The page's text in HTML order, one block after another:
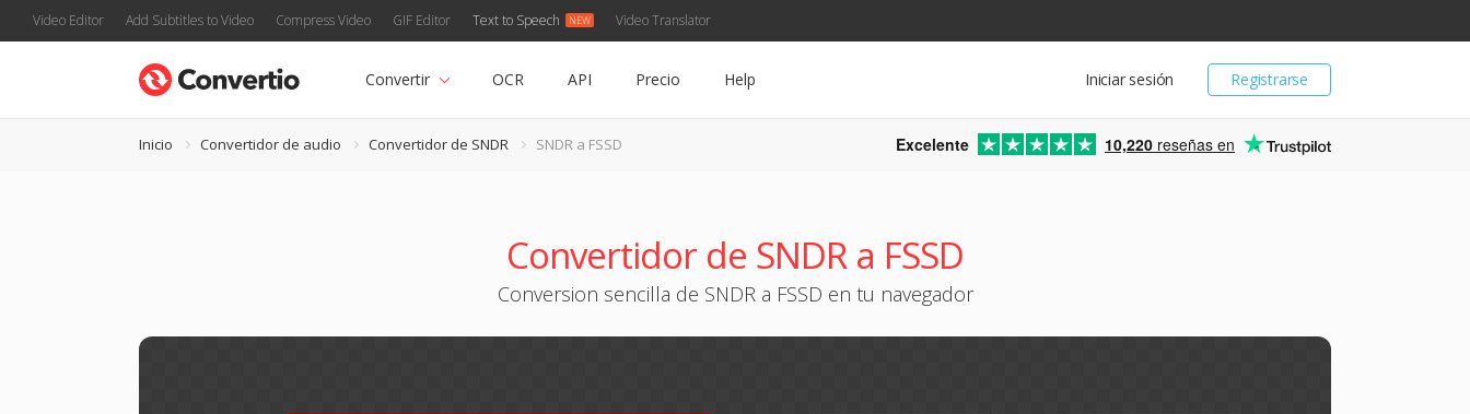
Video Editor Add Subtitles to Video Compress Video GIF Editor Text to Speech Video Translator
Registrarse
Iniciar sesión
Convertir OCR API Precio Help
Inicio Convertidor de audio Convertidor de SNDR SNDR a FSSD Excelente 10,220 reseñas en
Convertidor de SNDR a FSSD
Conversion sencilla de SNDR a FSSD en tu navegador